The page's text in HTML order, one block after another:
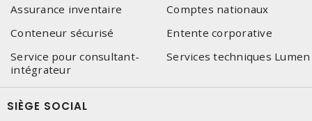
Assurance inventaire
Comptes nationaux
Conteneur sécurisé
Entente corporative
Service pour consultant-
intégrateur
Services techniques Lumen
SIÈGE SOCIAL